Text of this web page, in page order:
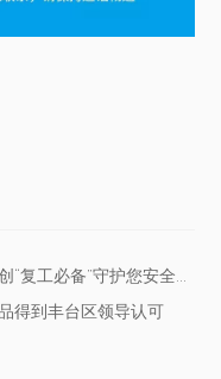
得到丰台区领导认可